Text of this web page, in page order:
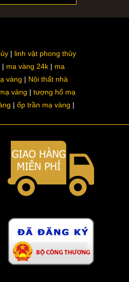
linh vật phong thủy
mạ vàng 24k
mạ
vàng
Nội thất nhà
vàng
tượng hổ mạ
ốp trần mạ vàng